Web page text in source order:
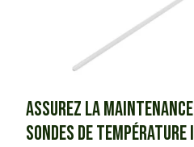
Assurez la
sondes de